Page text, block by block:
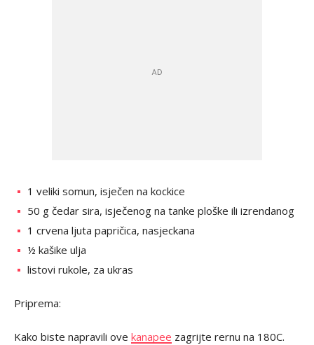
1 veliki somun, isječen na kockice
50 g čedar sira, isječenog na tanke ploške ili izrendanog
1 crvena ljuta papričica, nasjeckana
½ kašike ulja
listovi rukole, za ukras
Priprema:
Kako biste napravili ove kanapee zagrijte rernu na 180C.